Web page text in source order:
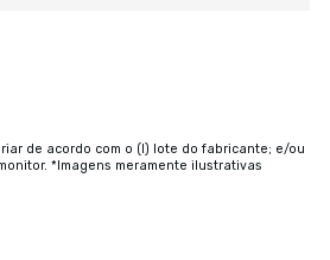
de acordo com o (I) lote do fabricante; e/ou
*Imagens meramente ilustrativas